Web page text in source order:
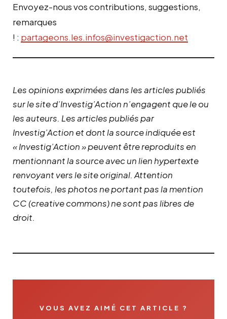
Envoyez-nous vos contributions, suggestions,
remarques
! : partageons.les.infos@investigaction.net
Les opinions exprimées dans les articles publiés
sur le site d’Investig’Action n’engagent que le ou
les auteurs. Les articles publiés par
Investig’Action et dont la source indiquée est
« Investig’Action » peuvent être reproduits en
mentionnant la source avec un lien hypertexte
renvoyant vers le site original. Attention
toutefois, les photos ne portant pas la mention
CC (creative commons) ne sont pas libres de
droit.
VOUS AVEZ AIMÉ CET ARTICLE ?